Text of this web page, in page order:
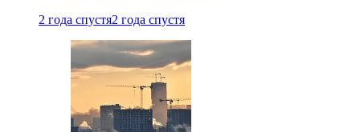
2 года спустя2 года спустя